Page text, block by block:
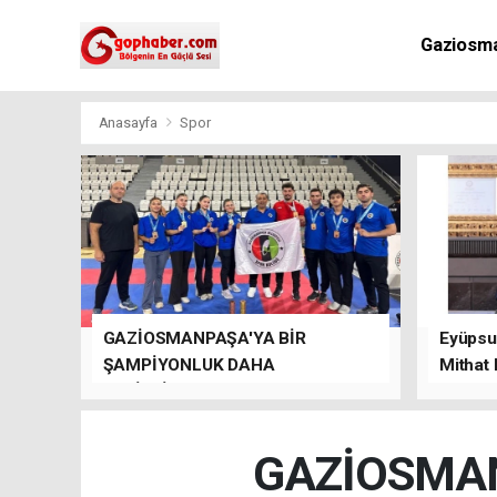
Anasayfa Spor
GAZİOSMANPAŞA'YA BİR
ŞAMPİYONLUK DAHA
Mithat